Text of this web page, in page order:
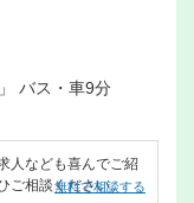
バス・車9分
人なども喜んでご紹
ご相談ください。
無料で相談する